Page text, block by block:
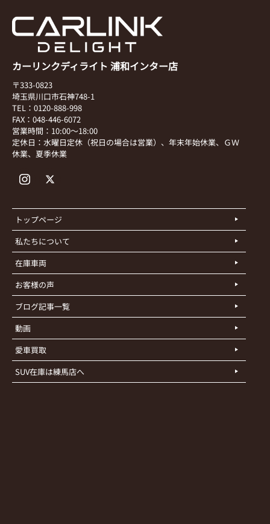
カーリンクディライト 浦和インター店
〒333-0823
埼玉県川口市石神748-1
TEL：0120-888-998
FAX：048-446-6072
営業時間：10:00～18:00
定休日：水曜日定休（祝日の場合は営業）、年末年始休業、ＧＷ
休業、夏季休業
トップページ
私たちについて
在庫車両
お客様の声
ブログ記事一覧
動画
愛車買取
SUV在庫は練馬店へ